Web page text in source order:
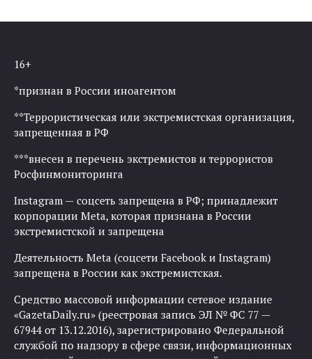
16+
*признан в России иноагентом
**Террористическая или экстремистская организация,
запрещенная в РФ
***внесен в перечень экстремистов и террористов
Росфинмониторинга
Instagram — соцсеть запрещена в РФ; принадлежит
корпорации Meta, которая признана в России
экстремистской и запрещена
Деятельность Meta (соцсети Facebook и Instagram)
запрещена в России как экстремистская.
Средство массовой информации сетевое издание
«GazetaDaily.ru» (реестровая запись ЭЛ № ФС 77 —
67944 от 13.12.2016), зарегистрировано Федеральной
службой по надзору в сфере связи, информационных